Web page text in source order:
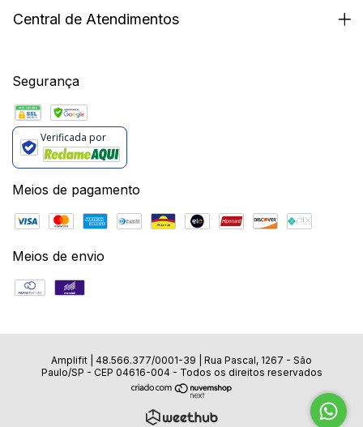
Central de Atendimentos
Segurança
Verificada por
Meios de pagamento
Meios de envio
Amplifit | 48.566.377/0001-39
Rua Pascal, 1267 - São
Paulo/SP - CEP 04616-004 - Todos os direitos reservados